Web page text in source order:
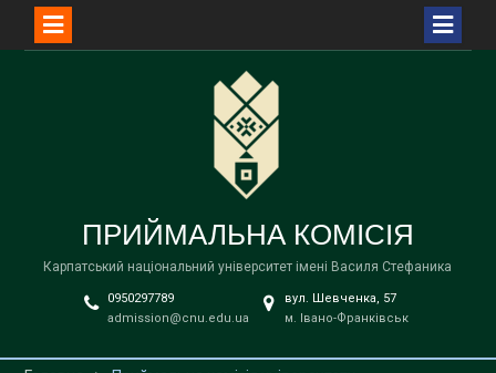
ПРИЙМАЛЬНА КОМІСІЯ
Карпатський національний університет імені Василя Стефаника
0950297789
admission@cnu.edu.ua
вул. Шевченка, 57
м. Івано-Франківськ